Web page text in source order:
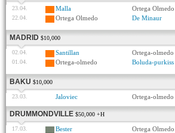
23.04. Malla Ortega Olmedo
22.04. Ortega Olmedo De Minaur
MADRID $10,000
02.04. Santillan Ortega-olmedo
01.04. Ortega-olmedo Boluda-purkiss
BAKU $10,000
23.03. Jaloviec Ortega-olmedo
DRUMMONDVILLE $50,000 +H
17.03. Bester Ortega Olmedo